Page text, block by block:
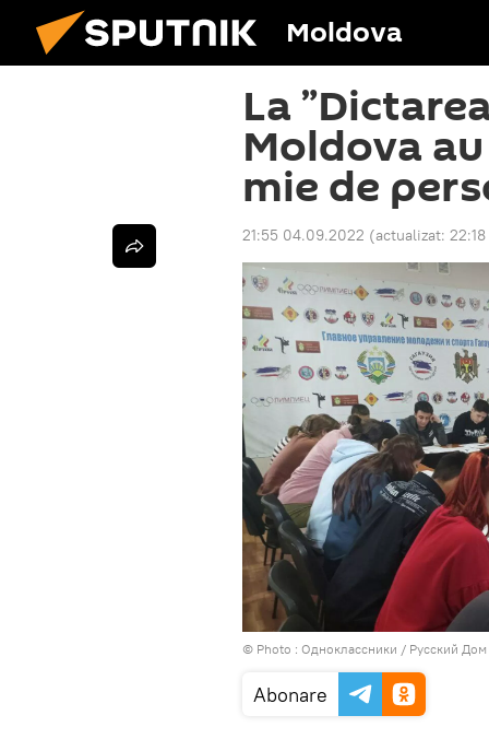
Moldova
La
Moldova
mie de
21:55 04.09.2022 (actualizat:
© Photo : Одноклассники / Русский
Abonare